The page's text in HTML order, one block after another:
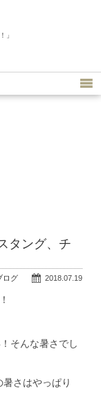
」
0139
タング、チ
2018.07.19
ログ
そんな暑さでし
さはやっぱり